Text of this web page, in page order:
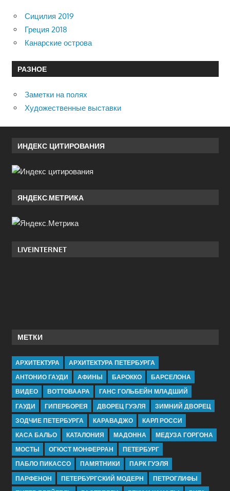
Сицилия 2019
Греция 2018
Канарские острова
РАЗНОЕ
Заметки на полях
Художественные выставки
ИНДЕКС ЦИТИРОВАНИЯ
ЯНДЕКС.МЕТРИКА
LIVEINTERNET
МЕТКИ
АРХИТЕКТУРА
АРХИТЕКТУРА ПЕТЕРБУРГА
АНТОНИО ГАУДИ
АФИНЫ БАРОККО
БАРСЕЛОНА
ВИДЕО
ВОТТОВААРА
ГАНС ГОЛЬБЕЙН МЛАДШИЙ
ГАУДИ
ГИПЕРБОРЕЯ ДВОРЕЦ ГУЭЛЯ
ЗИМНИЙ ДВОРЕЦ
ЗОДЧИЕ ПЕТЕРБУРГА
КАРАВАДЖО
КАРЛ РОССИ
КАСА БАЛЬО
КАТАЛОНИЯ МАДОННА
МЕДУЗА ГОРГОНА
МОСТЫ
ОГЮСТ МОНФЕРРАН
ПЕТЕРБУРГ
ПАБЛО ПИКАССО
ПАМЯТНИКИ
ПАРК ГУЭЛЯ
ПАРФЕНОН
ПЕТЕРБУРГСКИЙ МОДЕРН
ПЕТРОГЛИФЫ